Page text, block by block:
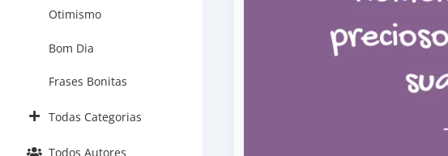
Otimismo
Bom Dia
Frases Bonitas
Todas Categorias
Todos Autores